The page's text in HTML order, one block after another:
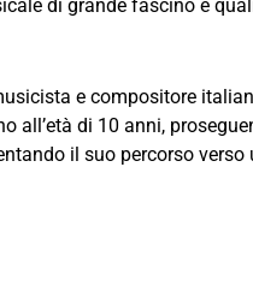
di grande fascino e
e compositore
di 10 anni,
il suo percorso